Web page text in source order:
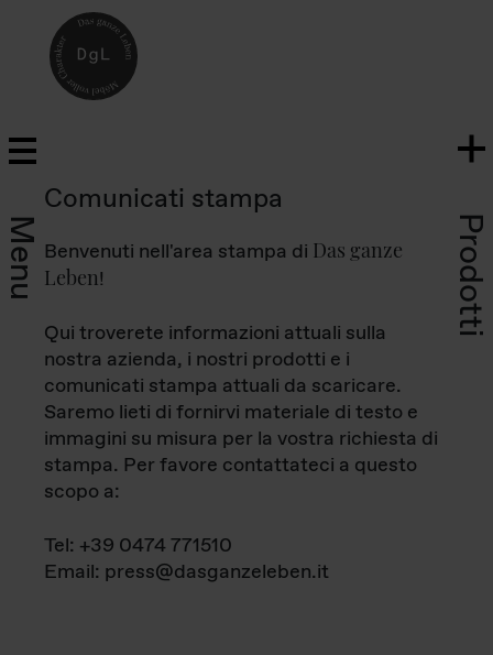
Menu Prodotti
Comunicati stampa
Benvenuti nell'area stampa di Das ganze
Leben!
Qui troverete informazioni attuali sulla
nostra azienda, i nostri prodotti e i
comunicati stampa attuali da scaricare.
Saremo lieti di fornirvi materiale di testo e
immagini su misura per la vostra richiesta di
stampa. Per favore contattateci a questo
scopo a:
Tel: +39 0474 771510
Email: press@dasganzeleben.it